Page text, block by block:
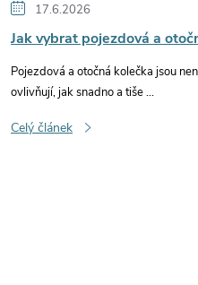
17.6.2026
Jak vybrat pojezdová a
Pojezdová a otočná kolečka jsou
ovlivňují, jak snadno a tiše ...
Celý článek